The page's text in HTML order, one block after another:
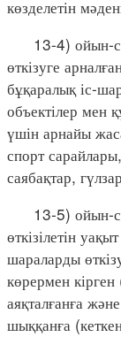
көзделетін
13-4) ойын-
өткізуге
бұқаралық іс-
объектілер мен
үшін арнайы
спорт
саябақтар,
13-5) ойын-
өткізілетін
шараларды
көрермен
аяқталғанға
шыққанға